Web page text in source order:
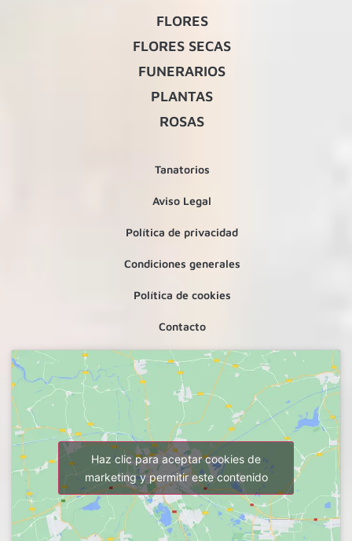
FLORES
FLORES SECAS
FUNERARIOS
PLANTAS
ROSAS
Tanatorios
Aviso Legal
Política de privacidad
Condiciones generales
Política de cookies
Contacto
Haz clic para aceptar cookies de
marketing y permitir este contenido